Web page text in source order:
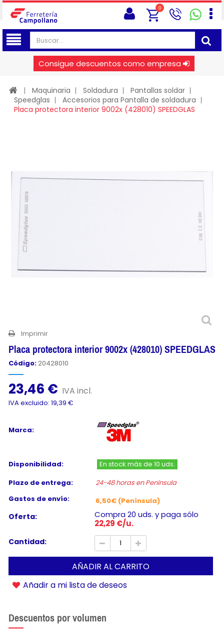
0
Consigue descuentos como empresa
Maquinaria Soldadura
Pantallas soldar
Speedglas
Accesorios para Pantalla de soldadura
Placa protectora interior 9002x (428010) SPEEDGLAS
Imprimir
Placa protectora interior 9002x (428010) SPEEDGLAS
Código:20428010
23,46 € IVA incl.
IVA excluido: 19,39 €
Marca:
Disponibilidad:
En stock más de 10 uds.
Plazo de entrega:
24-48 horas en Península
Gastos de envío:
6,50€ (Península)
Oferta:
Compra 20 uds. y paga sólo
22,29 €/u.
Cantidad:
AÑADIR AL CARRITO
Añadir a mi lista de deseos
Descuentos por volumen